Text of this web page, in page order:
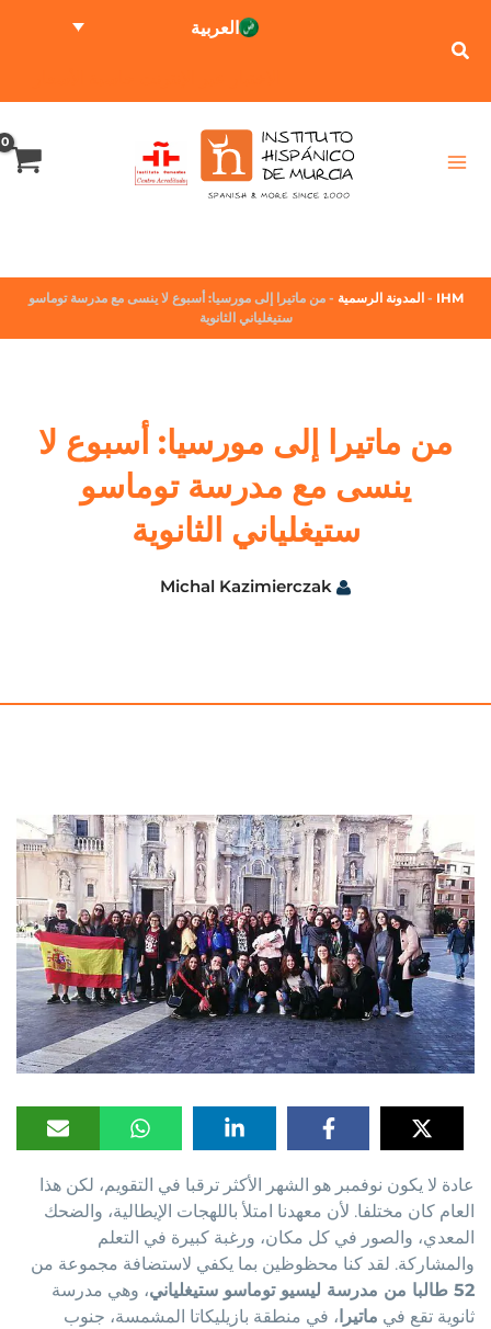
العربية
IHM
-المدونة الرسمية-من ماتيرا إلى مورسيا: أسبوع لا ينسى مع مدرسة توماسو
ستيغلياني الثانوية
من ماتيرا إلى مورسيا: أسبوع لا
ينسى مع مدرسة توماسو
ستيغلياني الثانوية
Michal Kazimierczak
عادة لا يكون نوفمبر هو الشهر الأكثر ترقبا في التقويم، لكن هذا
العام كان مختلفا. لأن معهدنا امتلأ باللهجات الإيطالية، والضحك
المعدي، والصور في كل مكان، ورغبة كبيرة في التعلم
والمشاركة. لقد كنا محظوظين بما يكفي لاستضافة مجموعة من
52 طالبا من مدرسة ليسيو توماسو ستيغلياني
، وهي مدرسة
ثانوية تقع في ماتيرا ، في منطقة بازيليكاتا المشمسة، جنوب